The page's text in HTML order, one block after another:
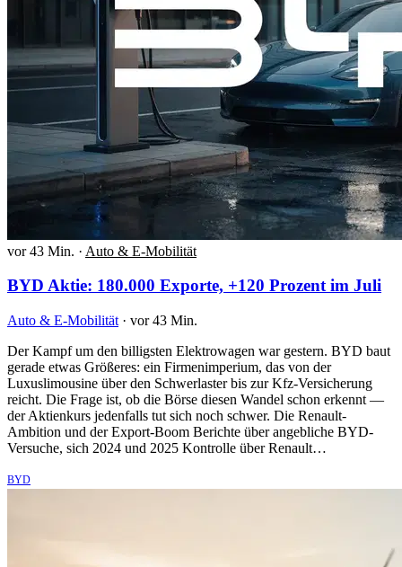
vor 43 Min. · Auto & E-Mobilität
BYD Aktie: 180.000 Exporte, +120 Prozent im Juli
Auto & E-Mobilität · vor 43 Min.
Der Kampf um den billigsten Elektrowagen war gestern. BYD baut
gerade etwas Größeres: ein Firmenimperium, das von der
Luxuslimousine über den Schwerlaster bis zur Kfz-Versicherung
reicht. Die Frage ist, ob die Börse diesen Wandel schon erkennt —
der Aktienkurs jedenfalls tut sich noch schwer. Die Renault-
Ambition und der Export-Boom Berichte über angebliche BYD-
Versuche, sich 2024 und 2025 Kontrolle über Renault…
BYD